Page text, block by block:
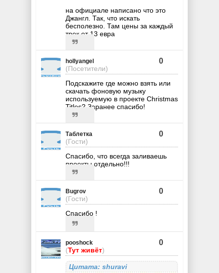
на официале написано что это
Джангл. Так, что искать
бесполезно. Там цены за каждый
трек от 13 евра
hollyangel
(Посетители)
0
Подскажите где можно взять или
скачать фоновую музыку
используемую в проекте Christmas
Titles? Заранее спасибо!
Таблетка
(Гости)
0
Спасибо, что всегда заливаешь
проекты отдельно!!!
Bugrov
(Гости)
0
Спасибо !
pooshock
(Тут живёт)
0
Цитата: shuravi